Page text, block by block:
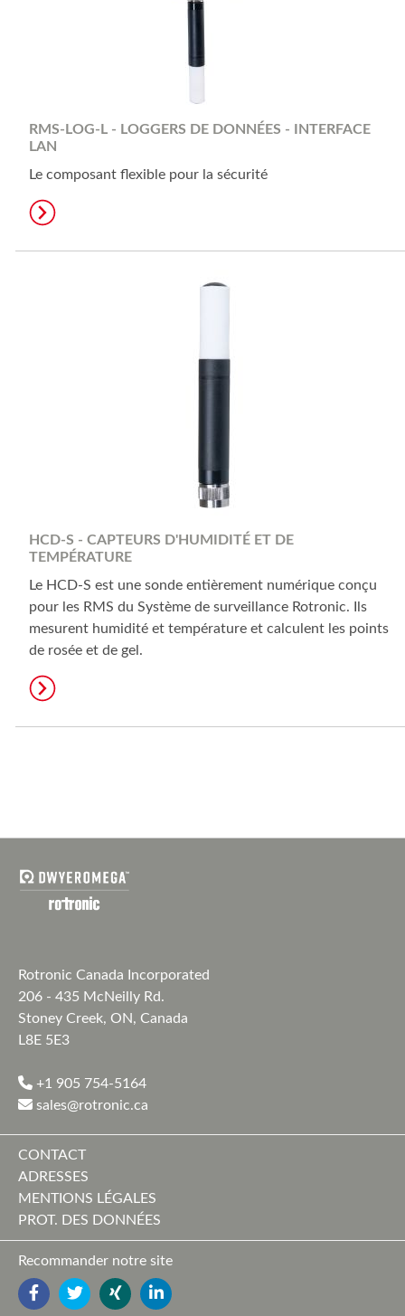
RMS-LOG-L - LOGGERS DE DONNÉES - INTERFACE
LAN
Le composant flexible pour la sécurité
HCD-S - CAPTEURS D'HUMIDITÉ ET DE
TEMPÉRATURE
Le HCD-S est une sonde entièrement numérique conçu
pour les RMS du Système de surveillance Rotronic. Ils
mesurent humidité et température et calculent les points
de rosée et de gel.
Rotronic Canada Incorporated
206 - 435 McNeilly Rd.
Stoney Creek, ON, Canada
L8E 5E3
+1 905 754-5164
sales@rotronic.ca
CONTACT
ADRESSES
MENTIONS LÉGALES
PROT. DES DONNÉES
Recommander notre site
FACEBOOK
TWITTERYOUTUBELINKEDIN